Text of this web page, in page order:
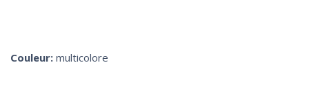
Couleur: multicolore